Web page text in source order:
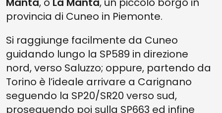
provincia di Cuneo in Piemonte.
Si raggiunge facilmente da Cuneo
guidando lungo la SP589 in direzione
nord, verso Saluzzo; oppure, partendo da
Torino è l’ideale arrivare a Carignano
seguendo la SP20/SR20 verso sud,
proseguendo poi sulla SP663 ed infine